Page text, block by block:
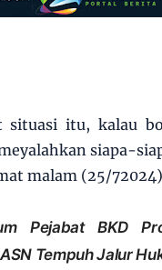
situasi itu, kalau
siapa-
malam (25/
Pejabat BKD
Tempuh Jalur